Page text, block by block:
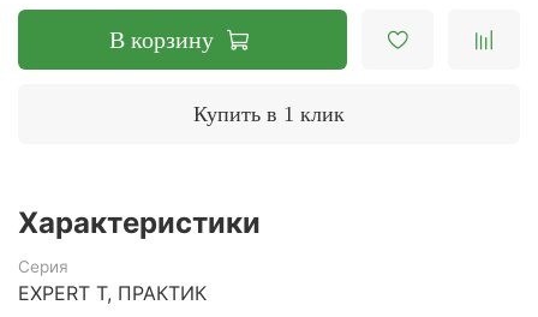
В корзину
Купить в 1 клик
Характеристики
Серия
EXPERT T, ПРАКТИК